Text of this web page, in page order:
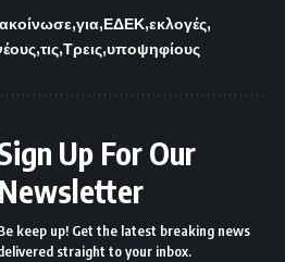
για ΕΔΕΚ εκλογές
τις Τρεις υποψηφίους
Up For Our
Newsletter
keep up! Get the latest breaking news
straight to your inbox.